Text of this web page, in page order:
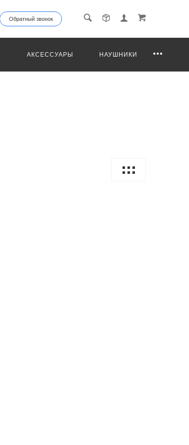
Обратный звонок
АКСЕССУАРЫ НАУШНИКИ